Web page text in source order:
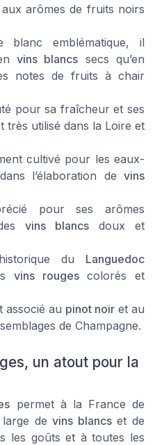
arômes de fruits noirs
blanc emblématique, il
vins blancs secs qu’en
notes de fruits à chair
pour sa fraîcheur et ses
très utilisé dans la Loire et
cultivé pour les eaux-
l’élaboration de vins
pour ses arômes
vins blancs doux et
du Languedoc
vins rougescolorés et
associé au pinot noir et au
de Champagne.
un atout pour la
permet à la France de
large devins blancset de
les goûts et à toutes les